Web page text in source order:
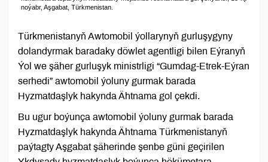
noýabr, Aşgabat, Türkmenistan.
Türkmenistanyň Awtomobil ýollarynyň gurluşygyny
dolandyrmak baradaky döwlet agentligi bilen Eýranyň
Ýol we şäher gurluşyk ministrligi “Gumdag-Etrek-Eýran
serhedi” awtomobil ýoluny gurmak barada
Hyzmatdaşlyk hakynda Ähtnama gol çekdi.
Bu ugur boýunça awtomobil ýoluny gurmak barada
Hyzmatdaşlyk hakynda Ähtnama Türkmenistanyň
paýtagty Aşgabat şäherinde şenbe güni geçirilen